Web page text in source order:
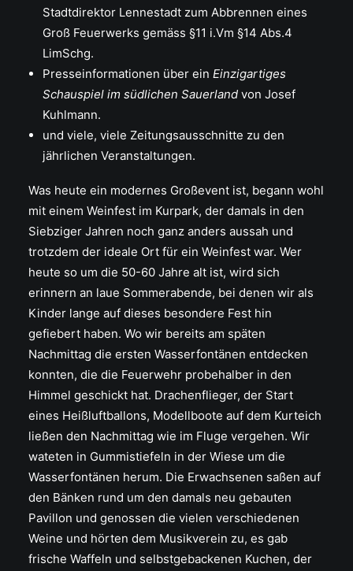
Stadtdirektor Lennestadt zum Abbrennen eines
Groß Feuerwerks gemäss §11 i.Vm §14 Abs.4
LimSchg.
Presseinformationen über ein Einzigartiges
Schauspiel im südlichen Sauerland von Josef
Kuhlmann.
und viele, viele Zeitungsausschnitte zu den
jährlichen Veranstaltungen.
Was heute ein modernes Großevent ist, begann wohl
mit einem Weinfest im Kurpark, der damals in den
Siebziger Jahren noch ganz anders aussah und
trotzdem der ideale Ort für ein Weinfest war. Wer
heute so um die 50-60 Jahre alt ist, wird sich
erinnern an laue Sommerabende, bei denen wir als
Kinder lange auf dieses besondere Fest hin
gefiebert haben. Wo wir bereits am späten
Nachmittag die ersten Wasserfontänen entdecken
konnten, die die Feuerwehr probehalber in den
Himmel geschickt hat. Drachenflieger, der Start
eines Heißluftballons, Modellboote auf dem Kurteich
ließen den Nachmittag wie im Fluge vergehen. Wir
wateten in Gummistiefeln in der Wiese um die
Wasserfontänen herum. Die Erwachsenen saßen auf
den Bänken rund um den damals neu gebauten
Pavillon und genossen die vielen verschiedenen
Weine und hörten dem Musikverein zu, es gab
frische Waffeln und selbstgebackenen Kuchen, der